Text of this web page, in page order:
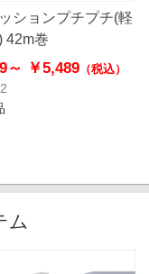
ションプチプチ(軽
42m巻
～ ￥5,489（税込）
ム